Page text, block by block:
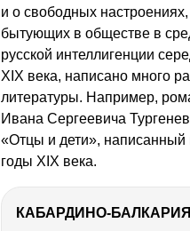
и о свободных настроениях,
бытующих в обществе в
русской интеллигенции
XIX века, написано много
литературы. Например,
Ивана Сергеевича
«Отцы и дети», написанный
годы XIX века.